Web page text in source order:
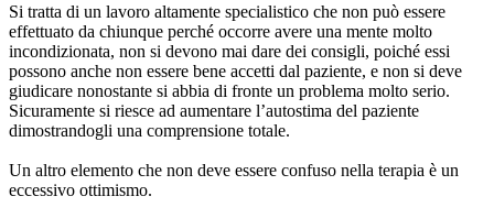
Si tratta di un lavoro altamente specialistico che non può essere
effettuato da chiunque perché occorre avere una mente molto
incondizionata, non si devono mai dare dei consigli, poiché essi
possono anche non essere bene accetti dal paziente, e non si deve
giudicare nonostante si abbia di fronte un problema molto serio.
Sicuramente si riesce ad aumentare l’autostima del paziente
dimostrandogli una comprensione totale.
Un altro elemento che non deve essere confuso nella terapia è un
eccessivo ottimismo.